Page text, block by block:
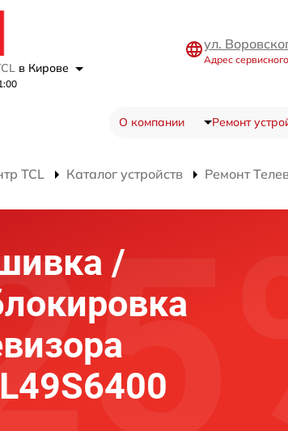
в Кирове
ул.
Адрес
О компании Ремонт
TCL Каталог устройств Ремонт
/